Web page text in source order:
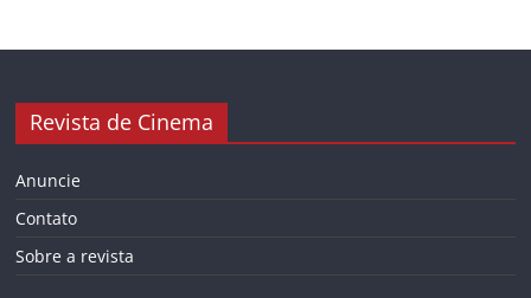
Revista de Cinema
Anuncie
Contato
Sobre a revista